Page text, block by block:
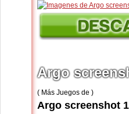
Argo
( Más Juegos de )
Argo screenshot